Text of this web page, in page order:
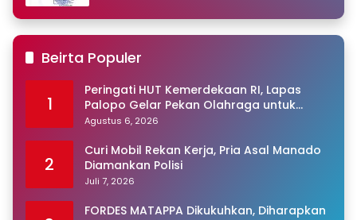
Beirta Populer
1
Peringati HUT Kemerdekaan RI, Lapas
Palopo Gelar Pekan Olahraga untuk
Warga Binaan
Agustus 6, 2026
2
Curi Mobil Rekan Kerja, Pria Asal Manado
Diamankan Polisi
Juli 7, 2026
FORDES MATAPPA Dikukuhkan, Diharapkan